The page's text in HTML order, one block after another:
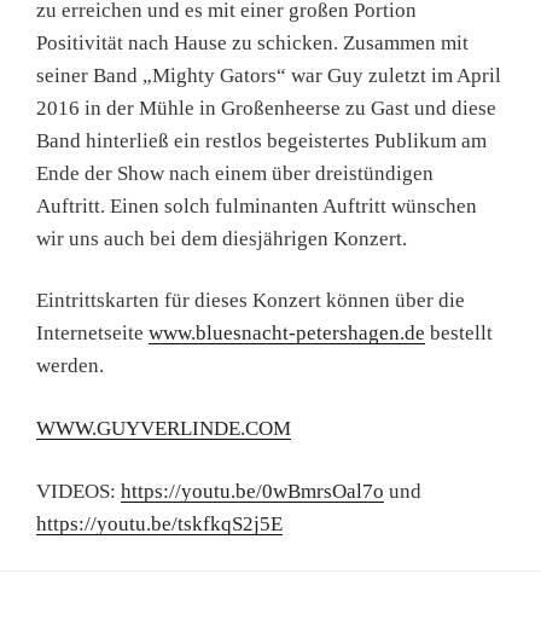
zu erreichen und es mit einer großen Portion
Positivität nach Hause zu schicken. Zusammen mit
seiner Band „Mighty Gators“ war Guy zuletzt im April
2016 in der Mühle in Großenheerse zu Gast und diese
Band hinterließ ein restlos begeistertes Publikum am
Ende der Show nach einem über dreistündigen
Auftritt. Einen solch fulminanten Auftritt wünschen
wir uns auch bei dem diesjährigen Konzert.
Eintrittskarten für dieses Konzert können über die
Internetseite www.bluesnacht-petershagen.de bestellt
werden.
WWW.GUYVERLINDE.COM
VIDEOS: https://youtu.be/0wBmrsOal7o und
https://youtu.be/tskfkqS2j5E